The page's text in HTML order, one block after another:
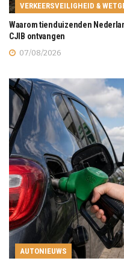
VERKEERSVEILIGHEID &
Waarom tienduizenden
CJIB ontvangen
07/08/2026
AUTONIEUWS